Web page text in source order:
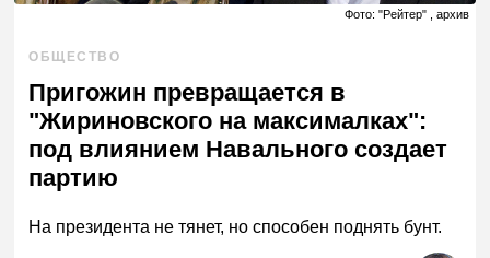
Фото: "Рейтер" , архив
ОБЩЕСТВО
Пригожин превращается в
"Жириновского на максималках":
под влиянием Навального создает
партию
На президента не тянет, но способен поднять бунт.